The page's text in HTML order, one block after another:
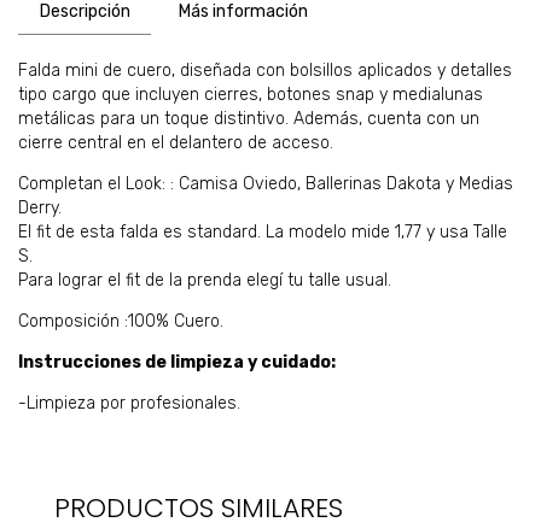
Descripción Más información
Falda mini de cuero, diseñada con bolsillos aplicados y detalles
tipo cargo que incluyen cierres, botones snap y medialunas
metálicas para un toque distintivo. Además, cuenta con un
cierre central en el delantero de acceso.
Completan el Look: : Camisa Oviedo, Ballerinas Dakota y Medias
Derry.
El fit de esta falda es standard. La modelo mide 1,77 y usa Talle
S.
Para lograr el fit de la prenda elegí tu talle usual.
Composición :100% Cuero.
Instrucciones de limpieza y cuidado:
-Limpieza por profesionales.
PRODUCTOS SIMILARES